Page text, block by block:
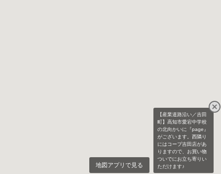
【産業道路沿い／吉田
町】高知市愛宕中学校
の北向かいに『page』
がございます。西隣り
にはコープ吉田店があ
りますので、お買い物
ついでにお立ち寄りい
ただけます♪
地図アプリで見る